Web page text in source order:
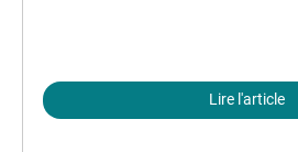
Lire l'article